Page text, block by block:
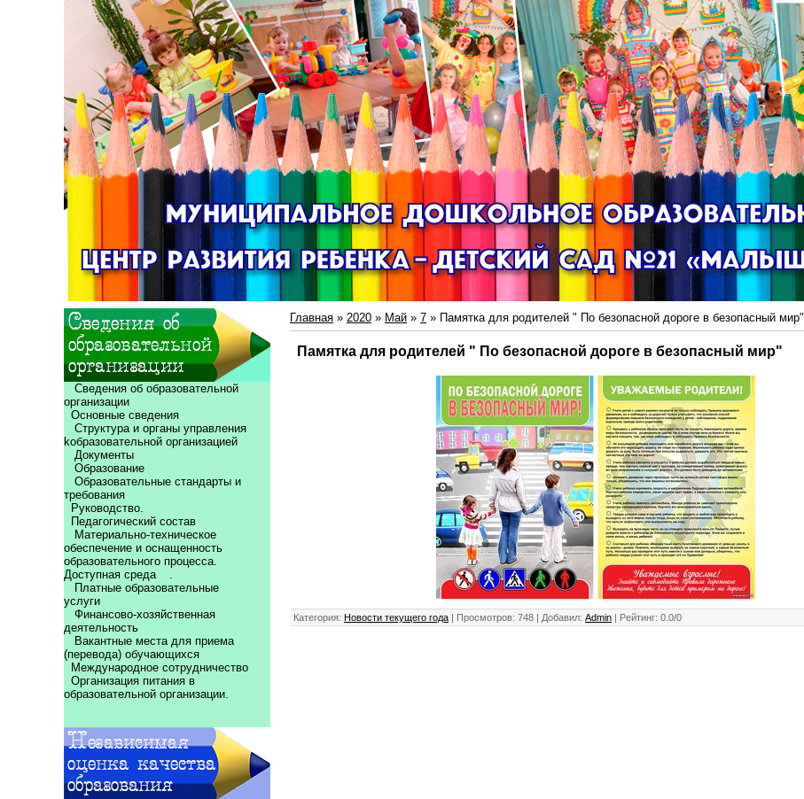
Сведения об образовательной
организации
Основные сведения
Структура и органы управления
kобразовательной организацией
Документы
Образование
Образовательные стандарты и
требования
Руководство.
Педагогический состав
Материально-техническое
обеспечение и оснащенность
образовательного процесса.
Доступная среда
.
Платные образовательные
услуги
Финансово-хозяйственная
деятельность
Вакантные места для приема
(перевода) обучающихся
Международное сотрудничество
Организация питания в
образовательной организации.
Главная » 2020 » Май » 7 » Памятка для родителей " По безопасной дороге в безопасный мир"
Памятка для родителей " По безопасной дороге в безопасный мир"
Категория: Новости текущего года Просмотров: 748 | Добавил: Admin Рейтинг: 0.0/0